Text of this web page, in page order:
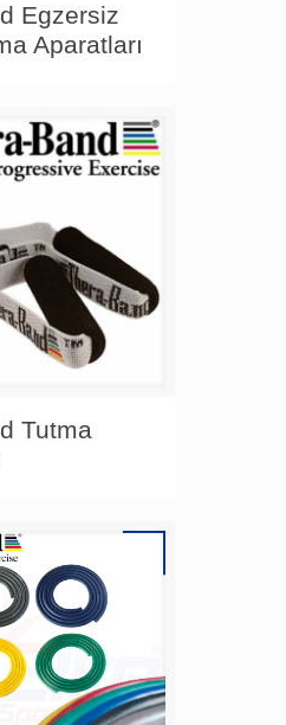
Egzersiz
Aparatları
Tutma